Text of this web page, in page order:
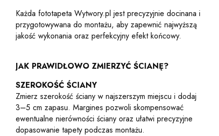
Każda fototapeta Wytwory.pl jest precyzyjnie docinana i
przygotowywana do montażu, aby zapewnić najwyższą
jakość wykonania oraz perfekcyjny efekt końcowy.
JAK PRAWIDŁOWO ZMIERZYĆ ŚCIANĘ?
SZEROKOŚĆ ŚCIANY
Zmierz szerokość ściany w najszerszym miejscu i dodaj
3–5 cm zapasu. Margines pozwoli skompensować
ewentualne nierówności ściany oraz ułatwi precyzyjne
dopasowanie tapety podczas montażu.